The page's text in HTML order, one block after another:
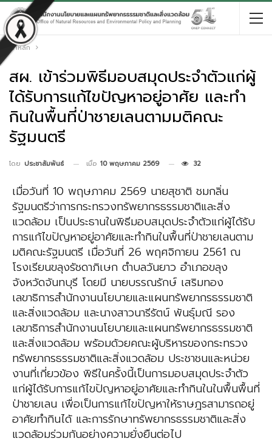
หน้าหลัก
สผ. เข้าร่วมพิธีมอบสมุดประจำตัวแก่ผู้
ได้รับการแก้ไขปัญหาอยู่อาศัย และทำ
กินในพื้นที่ป่าชายเลนตามมติคณะ
รัฐมนตรี
โดย ประชาสัมพันธ์ เมื่อ 10 พฤษภาคม 2569 32
เมื่อวันที่ 10 พฤษภาคม 2569 นายสุชาติ ชมกลิ่น
รัฐมนตรีว่าการกระทรวงทรัพยากรธรรมชาติและสิ่ง
แวดล้อม เป็นประธานในพิธีมอบสมุดประจำตัวแก่ผู้ได้รับ
การแก้ไขปัญหาอยู่อาศัยและทำกินในพื้นที่ป่าชายเลนตาม
มติคณะรัฐมนตรี เมื่อวันที่ 26 พฤศจิกายน 2561 ณ
โรงเรียนขลุงรัชดาภิเษก ตำบลวันยาว อำเภอขลุง
จังหวัดจันทบุรี โดยมี นายบรรณรักษ์ เสริมทอง
เลขาธิการสำนักงานนโยบายและแผนทรัพยากรธรรมชาติ
และสิ่งแวดล้อม และนางสาวนารีรัตน์ พันธุ์มณี รอง
เลขาธิการสำนักงานนโยบายและแผนทรัพยากรธรรมชาติ
และสิ่งแวดล้อม พร้อมด้วยคณะผู้บริหารของกระทรวง
ทรัพยากรธรรมชาติและสิ่งแวดล้อม ประชาชนและหน่วย
งานที่เกี่ยวข้อง พิธีในครั้งนี้เป็นการมอบสมุดประจำตัว
แก่ผู้ได้รับการแก้ไขปัญหาอยู่อาศัยและทำกินในในพื้นพื้นที่
ป่าชายเลน เพื่อเป็นการแก้ไขปัญหาให้ราษฎรสามารถอยู่
อาศัยทำกินได้ และการรักษาทรัพยากรธรรมชาติและสิ่ง
แวดล้อมร่วมกันอย่างความยั่งยืนต่อไป